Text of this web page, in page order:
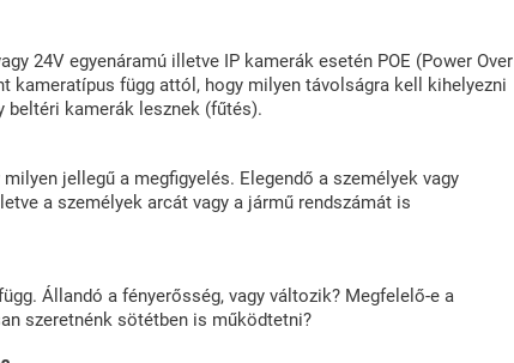
24V egyenáramú illetve IP kamerák esetén POE (Power Over
kameratípus függ attól, hogy milyen távolságra kell kihelyezni
beltéri kamerák lesznek (fűtés).
jellegű a megfigyelés. Elegendő a személyek vagy
a személyek arcát vagy a jármű rendszámát is
Állandó a fényerősség, vagy változik? Megfelelő-e a
szeretnénk sötétben is működtetni?